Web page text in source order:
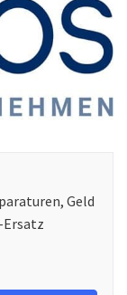
Geld
Ersatz